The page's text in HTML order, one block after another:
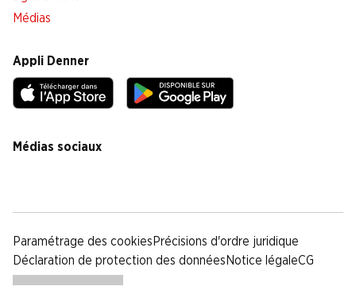
Médias
Appli Denner
Médias sociaux
Paramétrage des cookies Précisions d'ordre juridique
Déclaration de protection des données Notice légaleCG